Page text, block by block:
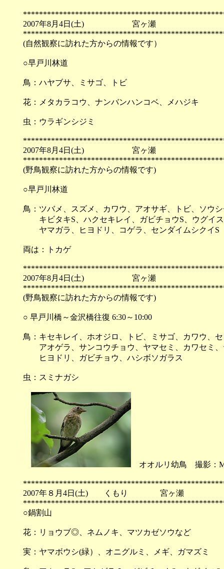
2007年8月4日(土) 宮ヶ瀬
(自然観察に訪れた方からの情報です）
○早戸川林道
鳥：ハヤブサ、ミサゴ、トビ
花：メタカラコウ、ナンバンハンコベ、メハジキ
虫：ウラギンシジミ
2007年8月4日(土) 宮ヶ瀬
(野鳥観察に訪れた方からの情報です)
○早戸川林道
鳥：ツバメ、スズメ、カワウ、アオサギ、トビ、ソウ
キビタキS、ハクセキレイ、ガビチョウS、ウグイ
ヤマガラ、ヒヨドリ、コゲラ、センダイムシクイS
両は：トカゲ
2007年8月4日(土) 宮ヶ瀬
(野鳥観察に訪れた方からの情報です)
○ 早戸川橋～金沢橋往復 6:30～10:00
鳥：キセキレイ、ホオジロ、トビ、ミサゴ、カワウ、
アオゲラ、サンコウチョウ、ヤマセミ、カワセミ、
ヒヨドリ、ガビチョウ、ハシボソガラス
虫：スミナガシ
オオルリ幼鳥 撮影：
2007年８月4日(土) くもり 宮ヶ瀬
○鍋割山
花：リョウブ◎、ネムノキ、マツカゼソウなど
実：ヤマボウシ(緑）、オニグルミ、メギ、ガマズミ